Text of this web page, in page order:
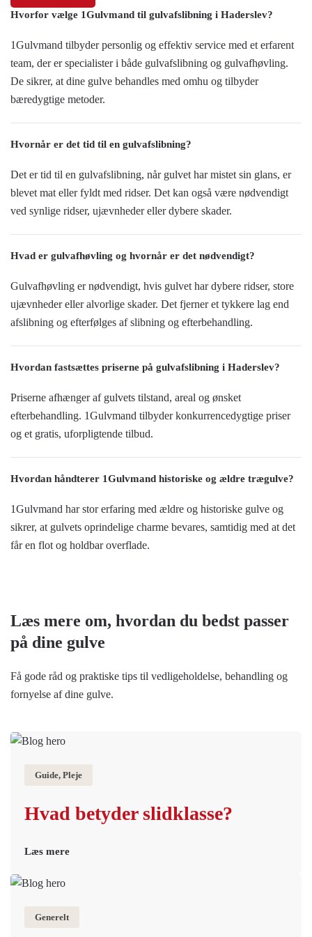
Hvorfor vælge 1Gulvmand til gulvafslibning i Haderslev?
1Gulvmand tilbyder personlig og effektiv service med et erfarent
team, der er specialister i både gulvafslibning og gulvafhøvling.
De sikrer, at dine gulve behandles med omhu og tilbyder
bæredygtige metoder.
Hvornår er det tid til en gulvafslibning?
Det er tid til en gulvafslibning, når gulvet har mistet sin glans, er
blevet mat eller fyldt med ridser. Det kan også være nødvendigt
ved synlige ridser, ujævnheder eller dybere skader.
Hvad er gulvafhøvling og hvornår er det nødvendigt?
Gulvafhøvling er nødvendigt, hvis gulvet har dybere ridser, store
ujævnheder eller alvorlige skader. Det fjerner et tykkere lag end
afslibning og efterfølges af slibning og efterbehandling.
Hvordan fastsættes priserne på gulvafslibning i Haderslev?
Priserne afhænger af gulvets tilstand, areal og ønsket
efterbehandling. 1Gulvmand tilbyder konkurrencedygtige priser
og et gratis, uforpligtende tilbud.
Hvordan håndterer 1Gulvmand historiske og ældre trægulve?
1Gulvmand har stor erfaring med ældre og historiske gulve og
sikrer, at gulvets oprindelige charme bevares, samtidig med at det
får en flot og holdbar overflade.
Læs mere om, hvordan du bedst passer
på dine gulve
Få gode råd og praktiske tips til vedligeholdelse, behandling og
fornyelse af dine gulve.
Guide, Pleje
Hvad betyder slidklasse?
Læs mere
Generelt